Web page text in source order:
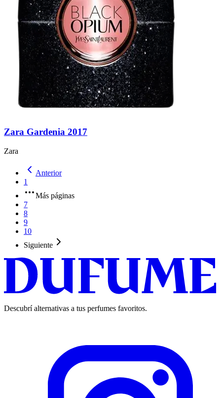
Zara Gardenia 2017
Zara
Anterior
1
Más páginas
7
8
9
10
Siguiente
Descubrí alternativas a tus perfumes favoritos.